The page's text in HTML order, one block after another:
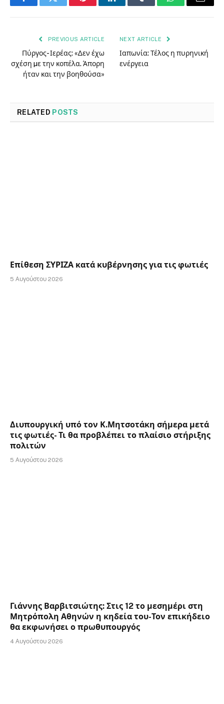
FacebookTwitter PinterestLinkedInTumblr WhatsAppEmail
PREVIOUS ARTICLE
Πύργος- Ιερέας: «∆εν έχω
σχέση µε την κοπέλα. Άπορη
ήταν και την βοηθούσα»
NEXT ARTICLE
Ιαπωνία: Τέλος η πυρηνική
ενέργεια
RELATED POSTS
Επίθεση ΣΥΡΙΖΑ κατά κυβέρνησης για τις φωτιές
5 Αυγούστου 2026
Διυπουργική υπό τον Κ.Μητσοτάκη σήμερα μετά
τις φωτιές- Τι θα προβλέπει το πλαίσιο στήριξης
πολιτών
5 Αυγούστου 2026
Γιάννης Βαρβιτσιώτης: Στις 12 το μεσημέρι στη
Μητρόπολη Αθηνών η κηδεία του-Τον επικήδειο
θα εκφωνήσει ο πρωθυπουργός
4 Αυγούστου 2026